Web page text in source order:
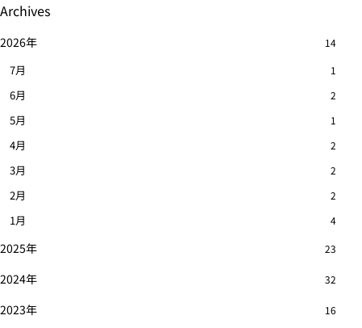
Archives
2026年 14
7月 1
6月 2
5月 1
4月 2
3月 2
2月 2
1月 4
2025年 23
2024年 32
2023年 16